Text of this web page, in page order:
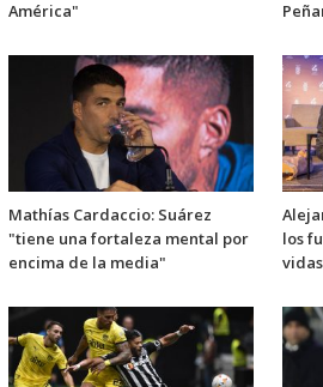
América"
Mathías Cardaccio: Suárez
"tiene una fortaleza mental por
encima de la media"
los